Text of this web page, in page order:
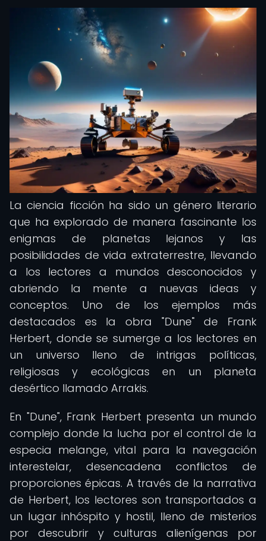
La ciencia ficción ha sido un género literario
que ha explorado de manera fascinante los
enigmas de planetas lejanos y las
posibilidades de vida extraterrestre, llevando
a los lectores a mundos desconocidos y
abriendo la mente a nuevas ideas y
conceptos. Uno de los ejemplos más
destacados es la obra "Dune" de Frank
Herbert, donde se sumerge a los lectores en
un universo lleno de intrigas políticas,
religiosas y ecológicas en un planeta
desértico llamado Arrakis.
En "Dune", Frank Herbert presenta un mundo
complejo donde la lucha por el control de la
especia melange, vital para la navegación
interestelar, desencadena conflictos de
proporciones épicas. A través de la narrativa
de Herbert, los lectores son transportados a
un lugar inhóspito y hostil, lleno de misterios
por descubrir y culturas alienígenas por